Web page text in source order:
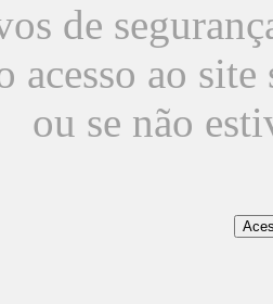
de
acesso ao
ou se não